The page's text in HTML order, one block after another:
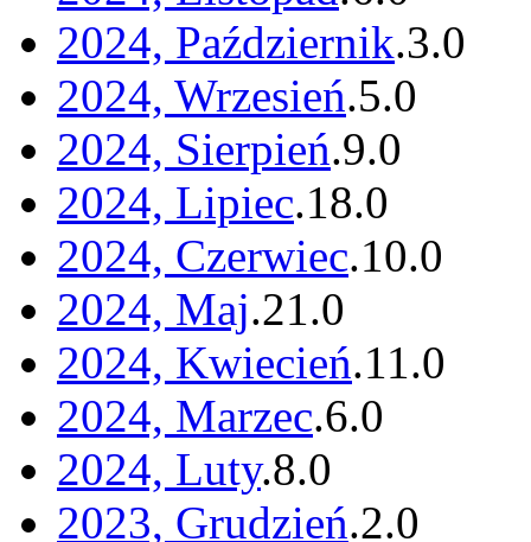
2024, Październik.3.0
2024, Wrzesień.5.0
2024, Sierpień.9.0
2024, Lipiec.18.0
2024, Czerwiec.10.0
2024, Maj.21.0
2024, Kwiecień.11.0
2024, Marzec.6.0
2024, Luty.8.0
2023, Grudzień.2.0